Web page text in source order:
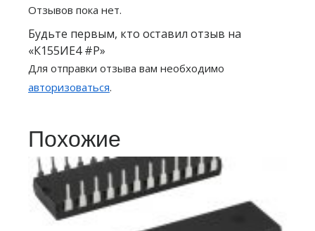
Отзывов пока нет.
Будьте первым, кто оставил отзыв на
«К155ИЕ4 #P»
Для отправки отзыва вам необходимо
авторизоваться.
Похожие